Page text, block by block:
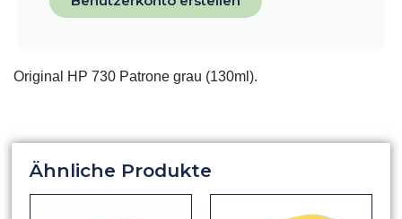
Original HP 730 Patrone grau (130ml).
Ähnliche Produkte